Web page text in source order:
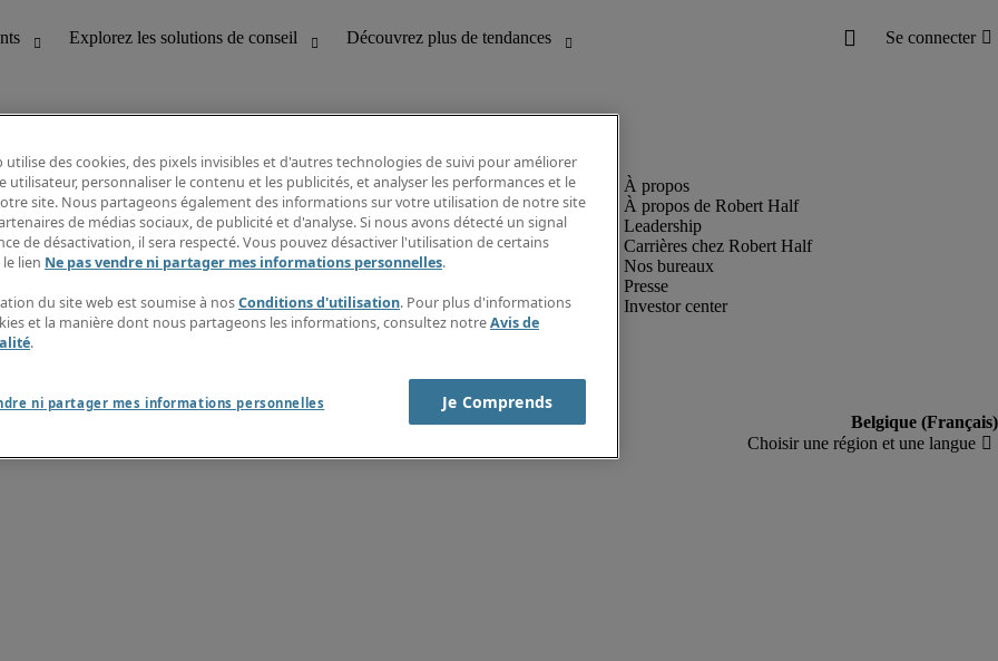
client
Découvrez les nouvelles tendances
Fiches métiers
Guide des Salaire
Timesheets
Créer une alerte emploi
Centre d'informations
À propos de Robert Half
Leadership
Carrières chez Robert Half
Nos bureaux
Presse
Investor center
utilise des cookies, des pixels invisibles et d'autres technologies de suivi pour améliorer
utilisateur, personnaliser le contenu et les publicités, et analyser les performances et le
site. Nous partageons également des informations sur votre utilisation de notre site
de médias sociaux, de publicité et d'analyse. Si nous avons détecté un signal
de désactivation, il sera respecté. Vous pouvez désactiver l'utilisation de certains
lien Ne pas vendre ni partager mes informations personnelles.
du site web est soumise à nosConditions d'utilisation. Pour plus d'informations
et la manière dont nous partageons les informations, consultez notreAvis de
.
ni partager mes informations personnelles Je Comprends